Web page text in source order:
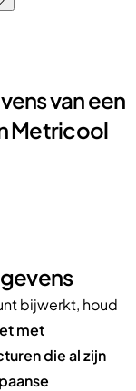
van een
Metricool
bijwerkt, houd
met
die al zijn